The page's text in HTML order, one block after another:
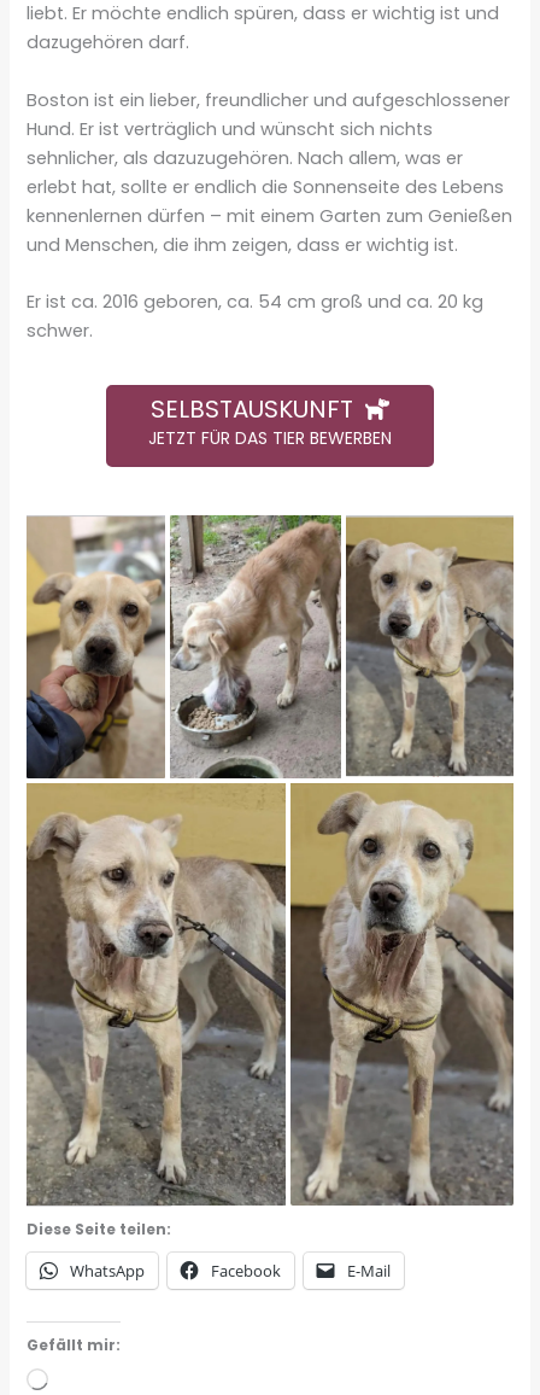
liebt. Er möchte endlich spüren, dass er wichtig ist und
dazugehören darf.
Boston ist ein lieber, freundlicher und aufgeschlossener
Hund. Er ist verträglich und wünscht sich nichts
sehnlicher, als dazuzugehören. Nach allem, was er
erlebt hat, sollte er endlich die Sonnenseite des Lebens
kennenlernen dürfen – mit einem Garten zum Genießen
und Menschen, die ihm zeigen, dass er wichtig ist.
Er ist ca. 2016 geboren, ca. 54 cm groß und ca. 20 kg
schwer.
SELBSTAUSKUNFT
JETZT FÜR DAS TIER BEWERBEN
Diese Seite teilen:
WhatsApp Facebook E-Mail
Gefällt mir:
Wird